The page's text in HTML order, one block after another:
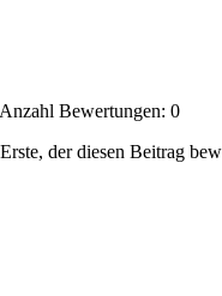
Bewertungen: 0
der diesen Beitrag